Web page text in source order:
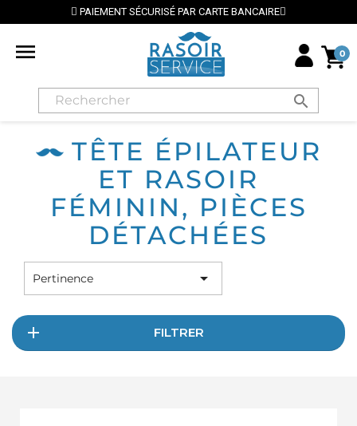
PAIEMENT SÉCURISÉ PAR CARTE BANCAIRE
 0
search
TÊTE ÉPILATEUR
ET RASOIR
FÉMININ, PIÈCES
DÉTACHÉES
Pertinence 
FILTRER